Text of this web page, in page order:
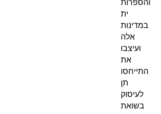
והספרות
ית
במדינות
אלה
ועיצבו
את
התייחסו
תן
לעיסוק
בשואת